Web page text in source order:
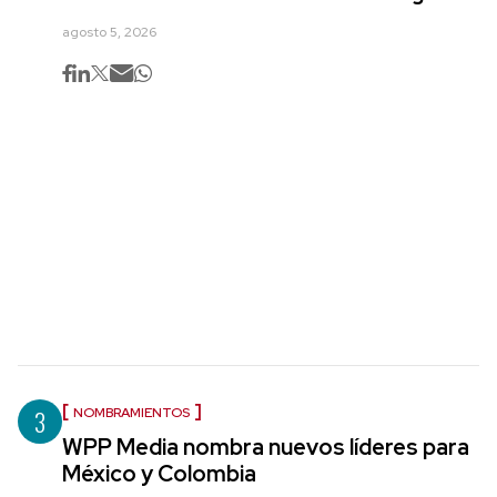
agosto 5, 2026
3 NOMBRAMIENTOS
WPP Media nombra nuevos líderes para
México y Colombia